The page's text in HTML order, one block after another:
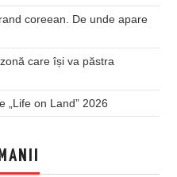
coreean. De unde apare
care își va păstra
„Life on Land” 2026